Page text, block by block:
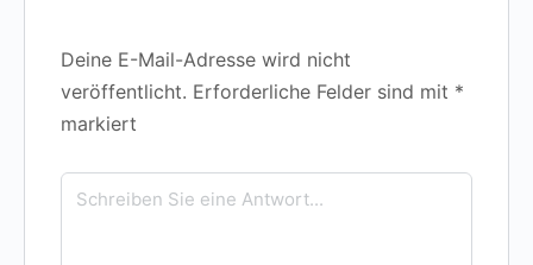
Deine E-Mail-Adresse wird nicht
veröffentlicht. Erforderliche Felder sind mit *
markiert